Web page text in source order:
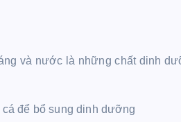
và nước là những chất dinh
để bổ sung dinh dưỡng